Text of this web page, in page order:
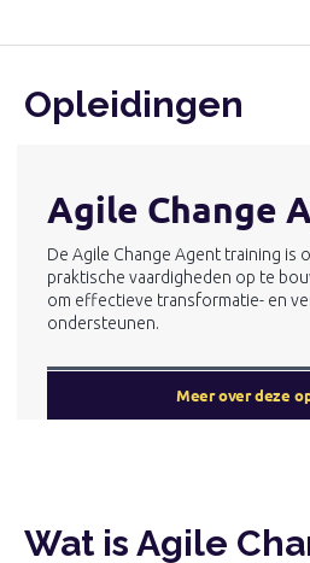
Opleidingen
Agile Change
De Agile Change Agent training is
praktische vaardigheden op te
om effectieve transformatie- en
ondersteunen.
Meer over deze
Wat is Agile